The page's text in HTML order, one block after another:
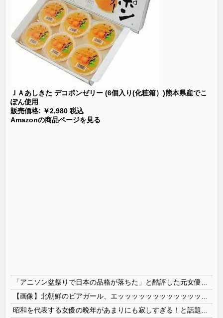
ＪＡあしきた デコポンゼリー (6個入り(化粧箱）)熊本県産でこ
ぽん使用
販売価格: ￥2,980 税込
Amazonの商品ページを見る